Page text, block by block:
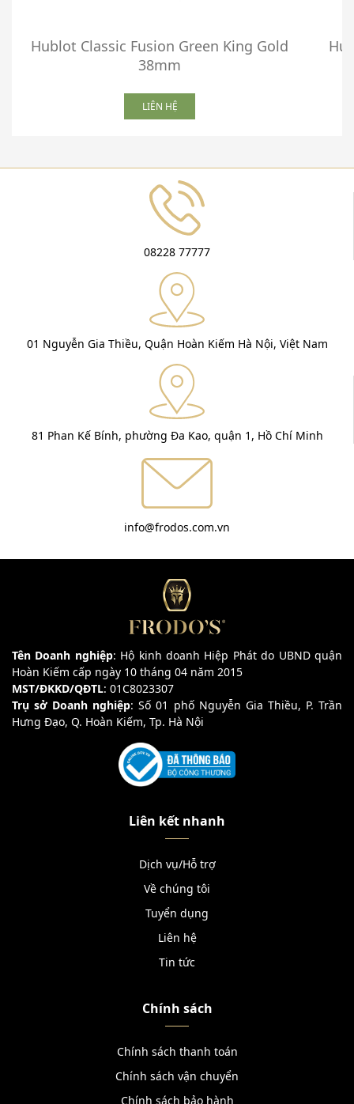
Hublot Classic Fusion Green King Gold
38mm
LIÊN HỆ
08228 77777
01 Nguyễn Gia Thiều, Quận Hoàn Kiếm Hà Nội, Việt Nam
81 Phan Kế Bính, phường Đa Kao, quận 1, Hồ Chí Minh
info@frodos.com.vn
Tên Doanh nghiệp: Hộ kinh doanh Hiệp Phát do UBND quận
Hoàn Kiếm cấp ngày 10 tháng 04 năm 2015
MST/ĐKKD/QĐTL: 01C8023307
Trụ sở Doanh nghiệp: Số 01 phố Nguyễn Gia Thiều, P. Trần
Hưng Đạo, Q. Hoàn Kiếm, Tp. Hà Nội
Liên kết nhanh
Dịch vụ/Hỗ trợ
Về chúng tôi
Tuyển dụng
Liên hệ
Tin tức
Chính sách
Chính sách thanh toán
Chính sách vận chuyển
Chính sách bảo hành